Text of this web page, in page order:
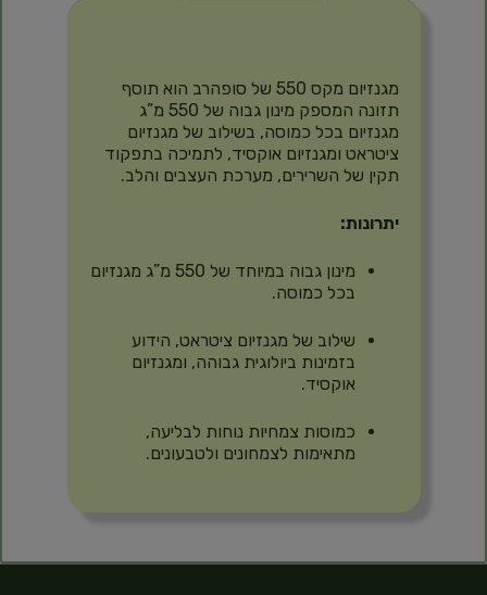
מגנזיום מקס 550 של סופהרב הוא תוסף
תזונה המספק מינון גבוה של 550 מ”ג
מגנזיום בכל כמוסה, בשילוב של מגנזיום
ציטראט ומגנזיום אוקסיד, לתמיכה בתפקוד
תקין של השרירים, מערכת העצבים והלב.
יתרונות:
מינון גבוה במיוחד של 550 מ”ג מגנזיום
בכל כמוסה.
שילוב של מגנזיום ציטראט, הידוע
בזמינות ביולוגית גבוהה, ומגנזיום
אוקסיד.
כמוסות צמחיות נוחות לבליעה,
מתאימות לצמחונים ולטבעונים.